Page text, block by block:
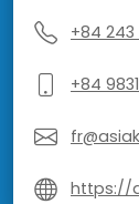
+84 243
+84
https://